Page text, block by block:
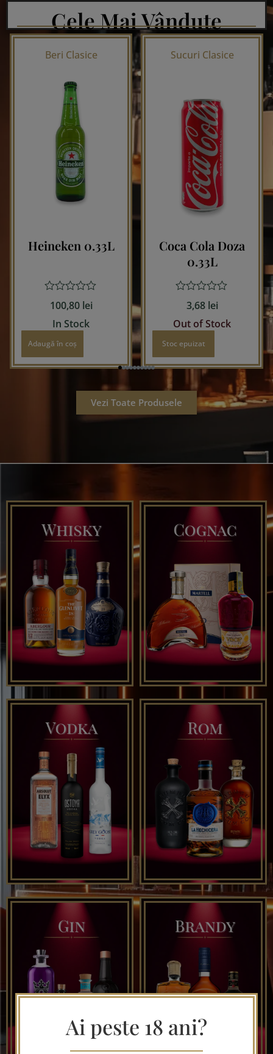
Cele Mai Vândute
Beri Clasice
In Stock
Heineken 0.33L
100,80 lei
Adaugă în coș
Evaluat
din
Sucuri Clasice
Out of Stock
Coca Cola Doza
0.33L
3,68 lei
Stoc epuizat
Evaluat
0
din
Vezi Toate Produsele
Ai peste 18 ani?